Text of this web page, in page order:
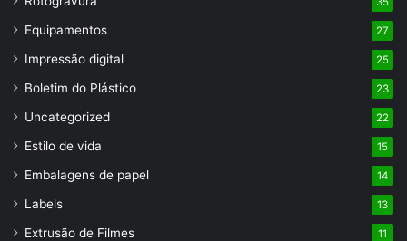
Equipamentos 27
Impressão digital 25
Boletim do Plástico 23
Uncategorized 22
Estilo de vida 15
Embalagens de papel 14
Labels 13
Extrusão de Filmes 11